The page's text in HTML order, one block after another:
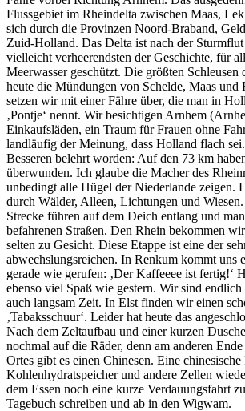
Flussgebiet im Rheindelta zwischen Maas,
sich durch die Provinzen Noord-Braband,
Zuid-Holland. Das Delta ist nach der
vielleicht verheerendsten der Geschichte, für
Meerwasser geschützt. Die größten Schleusen
heute die Mündungen von Schelde, Maas und
setzen wir mit einer Fähre über, die man in
‚Pontje‘ nennt. Wir besichtigen Arnhem
Einkaufsläden, ein Traum für Frauen ohne
landläufig der Meinung, dass Holland flach
Besseren belehrt worden: Auf den 73 km
überwunden. Ich glaube die Macher des
unbedingt alle Hügel der Niederlande zeigen.
durch Wälder, Alleen, Lichtungen und
Strecke führen auf dem Deich entlang und
befahrenen Straßen. Den Rhein bekommen
selten zu Gesicht. Diese Etappe ist eine der
abwechslungsreichen. In Renkum kommt uns
gerade wie gerufen: ‚Der Kaffeeee ist fertig!‘
ebenso viel Spaß wie gestern. Wir sind
auch langsam Zeit. In Elst finden wir einen
‚Tabaksschuur‘. Leider hat heute das
Nach dem Zeltaufbau und einer kurzen
nochmal auf die Räder, denn am anderen
Ortes gibt es einen Chinesen. Eine
Kohlenhydratspeicher und andere Zellen
dem Essen noch eine kurze Verdauungsfahrt
Tagebuch schreiben und ab in den Wigwam.